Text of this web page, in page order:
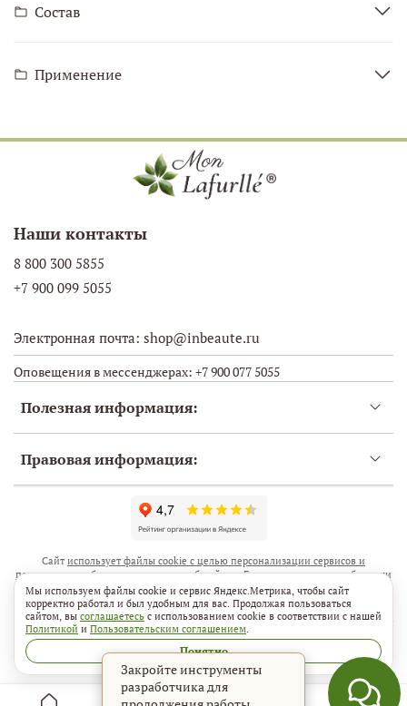
Состав
Применение
Полезная информация:
Правовая информация:
Наши контакты
8 800 300 5855
+7 900 099 5055
Электронная почта: shop@inbeaute.ru
Оповещения в мессенджерах: +7 900 077 5055
Сайт использует файлы cookie с целью персонализации сервисов и
повышения удобства пользования веб-сайтом. Если вы не хотите, чтобы ваши
пользовательские данные обрабатывались, пожалуйста, ограничьте их
использование в своём браузере.
Используя сайт, Пользователь подтверждает, что он ознакомился и принимает
условияПользовательского соглашения.
Мы используем файлы cookie и сервис Яндекс.Метрика, чтобы сайт
корректно работал и был удобным для вас. Продолжая пользоваться
сайтом, вы соглашаетесь с использованием cookie в соответствии с нашей
Политикой и Пользовательским соглашением.
Понятно
Закройте инструменты
разработчика для